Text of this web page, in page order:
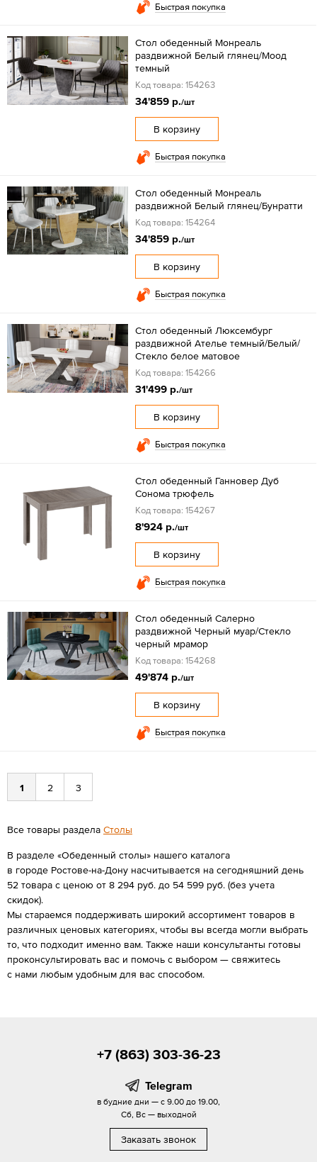
Быстрая покупка
Стол обеденный Монреаль
раздвижной Белый глянец/Моод
темный
Код товара: 154263
34'859 р./шт
В корзину
Быстрая покупка
Стол обеденный Монреаль
раздвижной Белый глянец/Бунратти
Код товара: 154264
34'859 р./шт
В корзину
Быстрая покупка
Стол обеденный Люксембург
раздвижной Ателье темный/Белый/
Стекло белое матовое
Код товара: 154266
31'499 р./шт
В корзину
Быстрая покупка
Стол обеденный Ганновер Дуб
Сонома трюфель
Код товара: 154267
8'924 р./шт
В корзину
Быстрая покупка
Стол обеденный Салерно
раздвижной Черный муар/Стекло
черный мрамор
Код товара: 154268
49'874 р./шт
В корзину
Быстрая покупка
1 2 3
Все товары раздела Столы
В разделе «Обеденный столы» нашего каталога
в городе Ростове-на-Дону насчитывается на сегодняшний день
52 товара с ценою от 8 294 руб. до 54 599 руб. (без учета
скидок).
Мы стараемся поддерживать широкий ассортимент товаров в
различных ценовых категориях, чтобы вы всегда могли выбрать
то, что подходит именно вам. Также наши консультанты готовы
проконсультировать вас и помочь с выбором — свяжитесь
с нами любым удобным для вас способом.
+7 (863) 303-36-23
Telegram
в будние дни — с 9.00 до 19.00,
Сб, Вс — выходной
Заказать звонок